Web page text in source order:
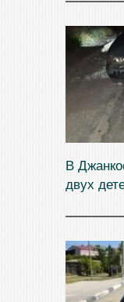
В
двух